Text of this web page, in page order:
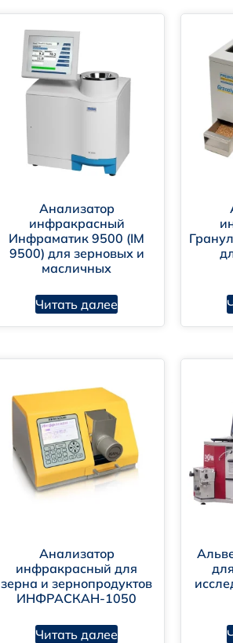
Анализатор
инфракрасный
Инфраматик 9500 (IM
9500) для зерновых и
масличных
Читать далее
Анализатор
инфракрасный для
зерна и зернопродуктов
ИНФРАСКАН-1050
Читать далее